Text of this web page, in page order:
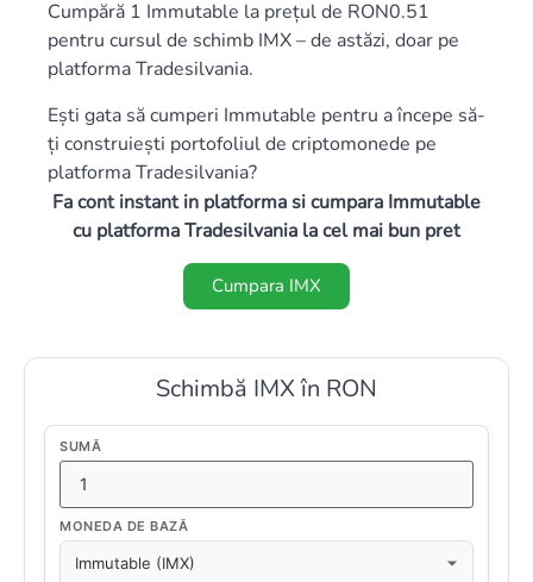
Cumpără 1 Immutable la prețul de RON0.51
pentru cursul de schimb IMX – de astăzi, doar pe
platforma Tradesilvania.
Ești gata să cumperi Immutable pentru a începe să-
ți construiești portofoliul de criptomonede pe
platforma Tradesilvania?
Fa cont instant in platforma si cumpara Immutable
cu platforma Tradesilvania la cel mai bun pret
Cumpara IMX
Schimbă IMX în RON
SUMĂ
MONEDA DE BAZĂ